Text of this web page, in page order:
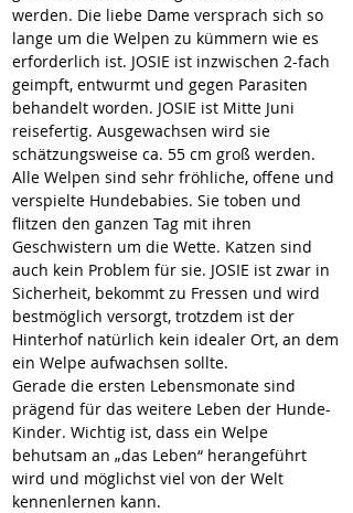
werden. Die liebe Dame versprach sich so
lange um die Welpen zu kümmern wie es
erforderlich ist. JOSIE ist inzwischen 2-fach
geimpft, entwurmt und gegen Parasiten
behandelt worden. JOSIE ist Mitte Juni
reisefertig. Ausgewachsen wird sie
schätzungsweise ca. 55 cm groß werden.
Alle Welpen sind sehr fröhliche, offene und
verspielte Hundebabies. Sie toben und
flitzen den ganzen Tag mit ihren
Geschwistern um die Wette. Katzen sind
auch kein Problem für sie. JOSIE ist zwar in
Sicherheit, bekommt zu Fressen und wird
bestmöglich versorgt, trotzdem ist der
Hinterhof natürlich kein idealer Ort, an dem
ein Welpe aufwachsen sollte.
Gerade die ersten Lebensmonate sind
prägend für das weitere Leben der Hunde-
Kinder. Wichtig ist, dass ein Welpe
behutsam an „das Leben“ herangeführt
wird und möglichst viel von der Welt
kennenlernen kann.